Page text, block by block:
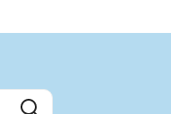
Søk
supportlenker